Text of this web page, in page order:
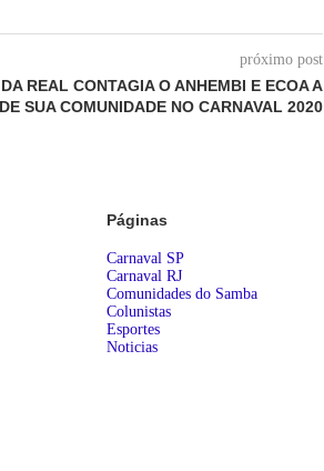
próximo post
REAL CONTAGIA O ANHEMBI E ECOA A
SUA COMUNIDADE NO CARNAVAL 2020
Páginas
Carnaval SP
Carnaval RJ
Comunidades do Samba
Colunistas
Esportes
Noticias